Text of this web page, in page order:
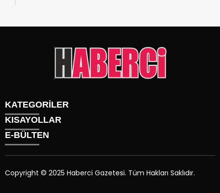
KATEGORİLER
Gündem
Siyaset
Sağlık
KISAYOLLAR
Künye
Üyelik
İletişim
E-BÜLTEN
Copyright © 2025 Haberci Gazetesi. Tüm Hakları Saklıdır.